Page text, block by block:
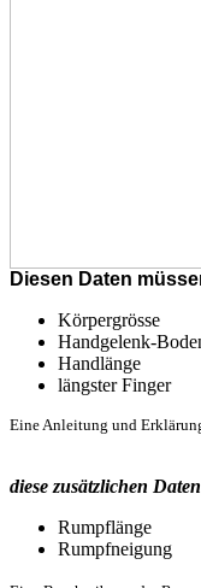
Diesen Daten
Körpergrösse
Handgelenk-
Handlänge
längster Finger
Eine Anleitung und
diese zusätzlichen
Rumpflänge
Rumpfneigung